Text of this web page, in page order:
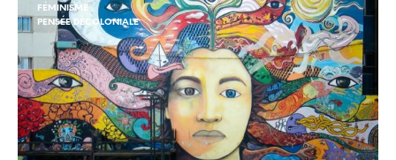
FÉMINISME
PENSÉE DÉCOLONIALE